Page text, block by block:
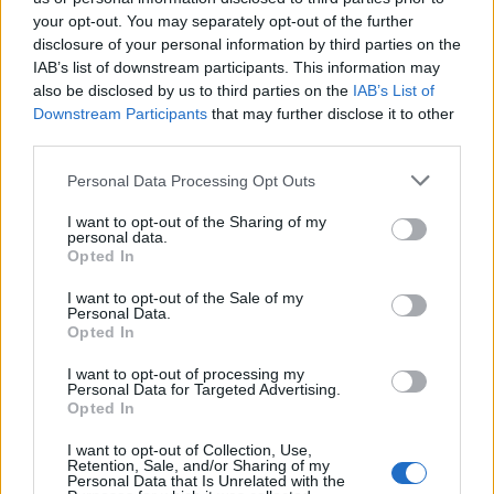
your opt-out. You may separately opt-out of the further
disclosure of your personal information by third parties on the
IAB’s list of downstream participants. This information may
also be disclosed by us to third parties on the IAB’s List of
Downstream Participants that may further disclose it to other
Personal Data Processing Opt Outs
I want to opt-out of the Sharing of my
personal data.
Opted In
I want to opt-out of the Sale of my
Personal Data.
Opted In
I want to opt-out of processing my
Personal Data for Targeted Advertising.
Opted In
I want to opt-out of Collection, Use,
Retention, Sale, and/or Sharing of my
Personal Data that Is Unrelated with the
00:00